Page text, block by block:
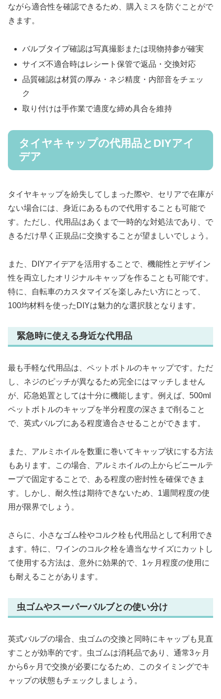
ながら適合性を確認できるため、購入ミスを防ぐことがで
きます。
バルブタイプ確認は写真撮影または現物持参が確実
サイズ不適合時はレシート保管で返品・交換対応
品質確認は材質の厚み・ネジ精度・内部音をチェッ
ク
取り付けは手作業で適度な締め具合を維持
タイヤキャップの代用品とDIYアイ
デア
タイヤキャップを紛失してしまった際や、セリアで在庫が
ない場合には、身近にあるもので代用することも可能で
す。ただし、代用品はあくまで一時的な対処法であり、で
きるだけ早く正規品に交換することが望ましいでしょう。
また、DIYアイデアを活用することで、機能性とデザイン
性を両立したオリジナルキャップを作ることも可能です。
特に、自転車のカスタマイズを楽しみたい方にとって、
100均材料を使ったDIYは魅力的な選択肢となります。
緊急時に使える身近な代用品
最も手軽な代用品は、ペットボトルのキャップです。ただ
し、ネジのピッチが異なるため完全にはマッチしません
が、応急処置としては十分に機能します。例えば、500ml
ペットボトルのキャップを半分程度の深さまで削ること
で、英式バルブにある程度適合させることができます。
また、アルミホイルを数重に巻いてキャップ状にする方法
もあります。この場合、アルミホイルの上からビニールテ
ープで固定することで、ある程度の密封性を確保できま
す。しかし、耐久性は期待できないため、1週間程度の使
用が限界でしょう。
さらに、小さなゴム栓やコルク栓も代用品として利用でき
ます。特に、ワインのコルク栓を適当なサイズにカットし
て使用する方法は、意外に効果的で、1ヶ月程度の使用に
も耐えることがあります。
虫ゴムやスーパーバルブとの使い分け
英式バルブの場合、虫ゴムの交換と同時にキャップも見直
すことが効率的です。虫ゴムは消耗品であり、通常3ヶ月
から6ヶ月で交換が必要になるため、このタイミングでキ
ャップの状態もチェックしましょう。